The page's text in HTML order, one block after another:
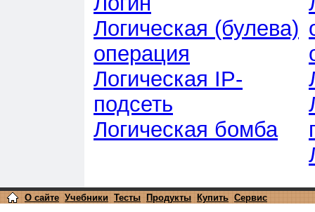
Логическая (булева)
операция
Логическая IP-
подсеть
Логическая бомба
О сайте Учебники Тесты Продукты Купить Сервис